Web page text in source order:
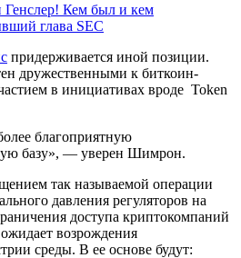
Кем был и кем
глава SEC
придерживается иной позиции.
дружественными к биткоин-
в инициативах вроде Token
благоприятную
базу», — уверен Шимрон.
так называемой операции
давления регуляторов на
доступа криптокомпаний
возрождения
среды. В ее основе будут: